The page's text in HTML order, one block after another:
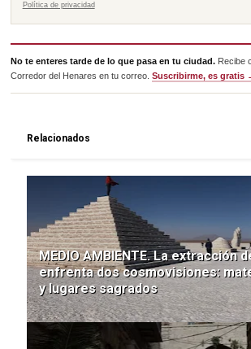
Política de privacidad
No te enteres tarde de lo que pasa en tu ciudad. Recibe
Corredor del Henares en tu correo.Suscribirme, es gratis
Relacionados
MEDIO AMBIENTE. La extracción
enfrenta dos cosmovisiones:
y lugares sagrados